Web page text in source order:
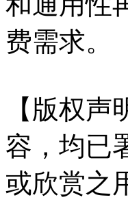
费需求。
【版权
容，均已
或欣赏之